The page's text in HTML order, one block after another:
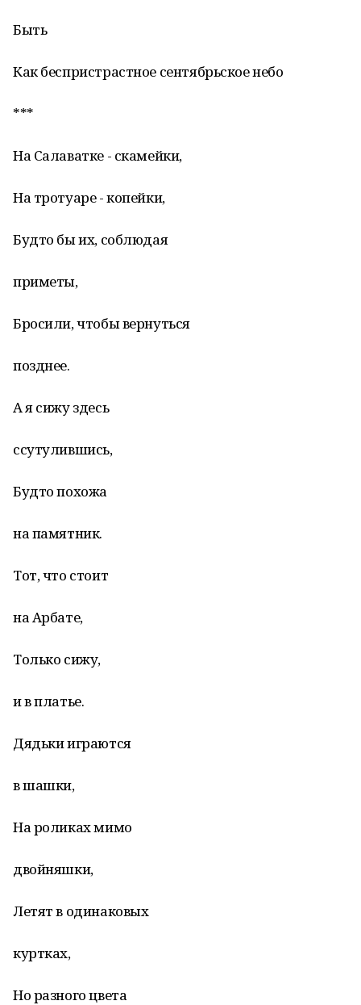
Быть
Как беспристрастное сентябрьское небо
***
На Салаватке - скамейки,
На тротуаре - копейки,
Будто бы их, соблюдая
приметы,
Бросили, чтобы вернуться
позднее.
А я сижу здесь
ссутулившись,
Будто похожа
на памятник.
Тот, что стоит
на Арбате,
Только сижу,
и в платье.
Дядьки играются
в шашки,
На роликах мимо
двойняшки,
Летят в одинаковых
куртках,
Но разного цвета